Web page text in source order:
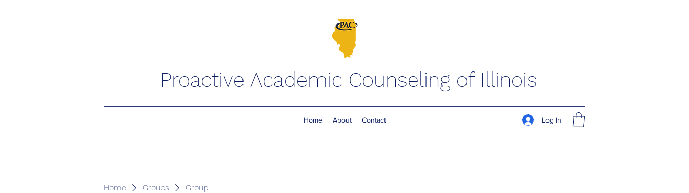
Proactive Academic Counseling of Illinois
Home About Contact Log In
Home Groups Group